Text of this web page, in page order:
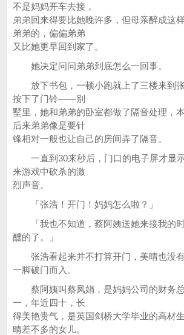
不是妈妈开车去接，
弟弟回来得要比她晚许多，但母亲醉成这
弟弟的，偏偏弟弟
又比她更早回到家了。
她决定问问弟弟到底怎么一回事。
放下书包，一顿小跑就上了三楼来到
按下了门铃——别
墅里，她和弟弟的卧室都做了隔音处理，
后来弟弟像是要针
锋相对一般也让自己的房间弄了隔音。
一直到30来秒后，门口的电子屏才显
来游戏中砍杀的激
烈声音。
「张浩！开门！妈妈怎么啦？」
「我也不知道，蔡阿姨送她来接我的
醺的了。」
张浩看起来并不打算开门，美晴也没
一脚破门而入。
蔡阿姨叫蔡凤娟，是妈妈公司的财务总
一，年近四十，长
得美艳贵气，是英国剑桥大学毕业的高材
晴差不多的女儿。